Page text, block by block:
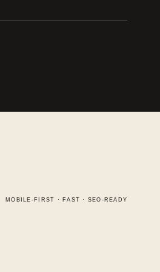
MOBILE-FIRST · FAST · SEO-READY